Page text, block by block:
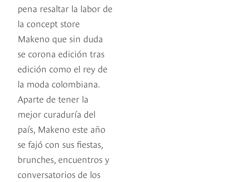
pena resaltar la labor de
la concept store
Makeno que sin duda
se corona edición tras
edición como el rey de
la moda colombiana.
Aparte de tener la
mejor curaduría del
país, Makeno este año
se fajó con sus fiestas,
brunches, encuentros y
conversatorios de los